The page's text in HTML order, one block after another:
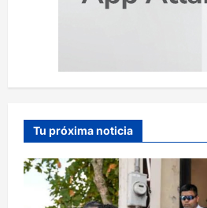
Tu próxima noticia